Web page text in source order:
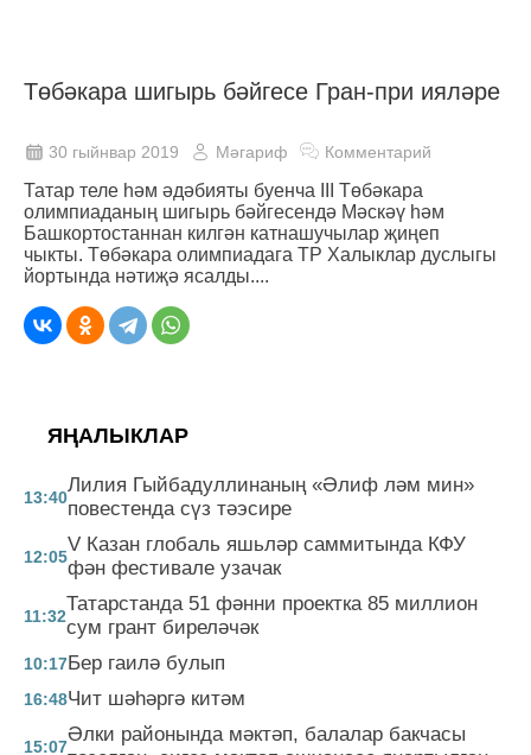
Төбәкара шигырь бәйгесе Гран-при ияләре
30 гыйнвар 2019 Мәгариф Комментарий
Татар теле һәм әдәбияты буенча III Төбәкара
олимпиаданың шигырь бәйгесендә Мәскәү һәм
Башкортостаннан килгән катнашучылар җиңеп
чыкты. Төбәкара олимпиадага ТР Халыклар дуслыгы
йортында нәтиҗә ясалды....
ЯҢАЛЫКЛАР
13:40
Лилия Гыйбадуллинаның «Әлиф ләм мин»
повестенда сүз тәэсире
12:05
V Казан глобаль яшьләр саммитында КФУ
фән фестивале узачак
11:32
Татарстанда 51 фәнни проектка 85 миллион
сум грант биреләчәк
10:17Бер гаилә булып
16:48Чит шәһәргә китәм
15:07
Әлки районында мәктәп, балалар бакчасы